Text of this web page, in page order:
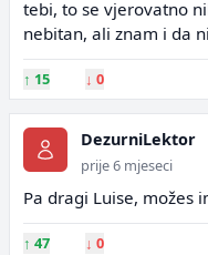
tebi, to se vjerovatno
nebitan, ali znam i da
↑ 15 ↓ 0
DezurniLektor
prije 6 mjeseci
Pa dragi Luise, možes
↑ 47 ↓ 0